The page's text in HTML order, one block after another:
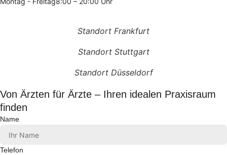
Standort Frankfurt
Standort Stuttgart
Standort Düsseldorf
Von Ärzten für Ärzte – Ihren idealen Praxisraum
finden
Name
Telefon